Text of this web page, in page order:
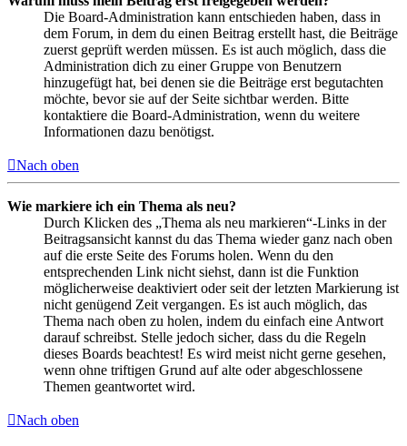
Die Board-Administration kann entschieden haben, dass in
dem Forum, in dem du einen Beitrag erstellt hast, die Beiträge
zuerst geprüft werden müssen. Es ist auch möglich, dass die
Administration dich zu einer Gruppe von Benutzern
hinzugefügt hat, bei denen sie die Beiträge erst begutachten
möchte, bevor sie auf der Seite sichtbar werden. Bitte
kontaktiere die Board-Administration, wenn du weitere
Informationen dazu benötigst.
Nach oben
Wie markiere ich ein Thema als neu?
Durch Klicken des „Thema als neu markieren“-Links in der
Beitragsansicht kannst du das Thema wieder ganz nach oben
auf die erste Seite des Forums holen. Wenn du den
entsprechenden Link nicht siehst, dann ist die Funktion
möglicherweise deaktiviert oder seit der letzten Markierung ist
nicht genügend Zeit vergangen. Es ist auch möglich, das
Thema nach oben zu holen, indem du einfach eine Antwort
darauf schreibst. Stelle jedoch sicher, dass du die Regeln
dieses Boards beachtest! Es wird meist nicht gerne gesehen,
wenn ohne triftigen Grund auf alte oder abgeschlossene
Themen geantwortet wird.
Nach oben